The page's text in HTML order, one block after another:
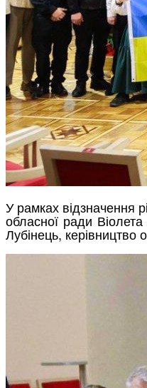
У рамках відзначення
обласної ради
Лубінець, керівництво